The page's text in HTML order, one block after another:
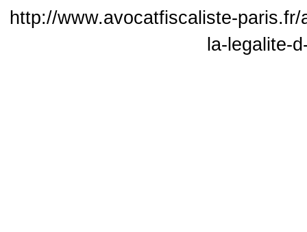
http://www.avocatfiscaliste-
la-legalite-